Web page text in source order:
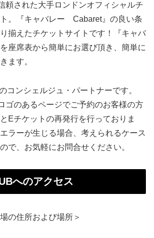
頼された大手ロンドンオフィシャルチ
。『キャバレー Cabaret』の良い条
揃えたチケットサイトです！『キャバ
座席表から簡単にお選び頂き、簡単に
ます。
コンシェルジュ・パートナーです。
ゴのあるページでご予約のお客様の方
Eチケットの再発行を行っておりま
ラーが生じる場合、考えられるケース
で、お気軽にお問合せください。
へのアクセス
の住所および場所＞